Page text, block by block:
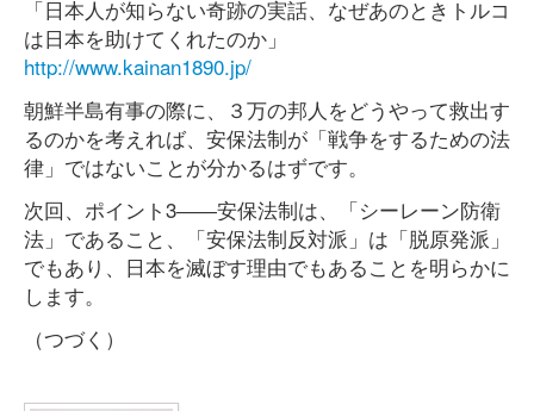
「日本人が知らない奇跡の実話、なぜあのときトルコ
は日本を助けてくれたのか」
http://www.kainan1890.jp/
朝鮮半島有事の際に、３万の邦人をどうやって救出す
るのかを考えれば、安保法制が「戦争をするための法
律」ではないことが分かるはずです。
次回、ポイント3――安保法制は、「シーレーン防衛
法」であること、「安保法制反対派」は「脱原発派」
でもあり、日本を滅ぼす理由でもあることを明らかに
します。
（つづく）